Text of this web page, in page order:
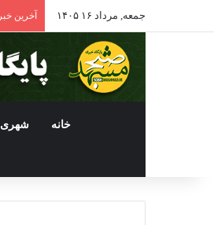
جمعه, مرداد ۱۶ ۱۴۰۵ آخرین
خانه شهری